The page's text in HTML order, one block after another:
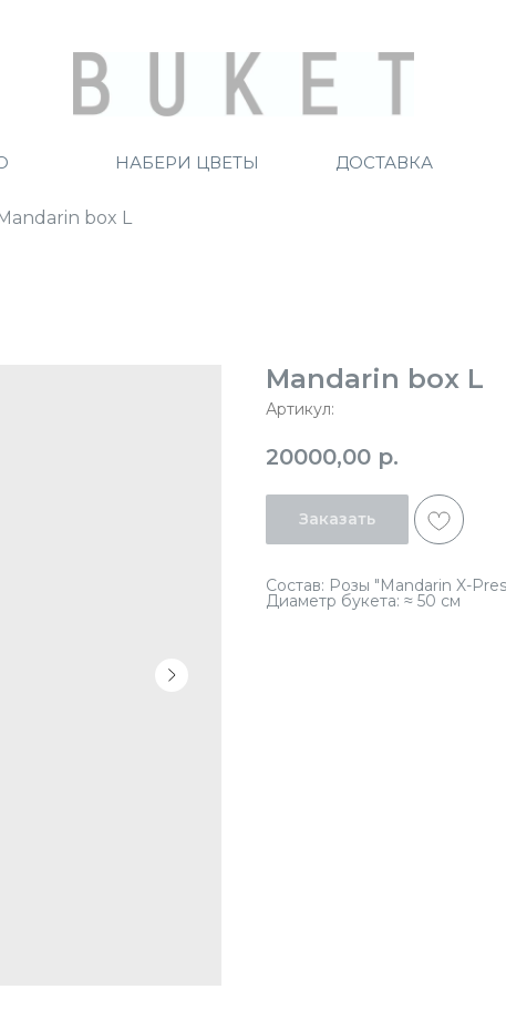
ДОСТАВКА
НАБЕРИ ЦВЕТЫ
box L
Mandarin box L
Артикул:
20000,00 р.
Заказать
Состав: Розы "Mandarin X-
Диаметр букета: ≈ 50 см